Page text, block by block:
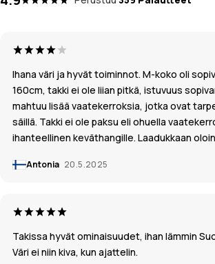
Ihana väri ja hyvät toiminnot. M-koko oli
160cm, takki ei ole liian pitkä, istuvuus
mahtuu lisää vaatekerroksia, jotka ovat
säillä. Takki ei ole paksu eli ohuella
ihanteellinen keväthangille. Laadukkaan
Antonia 20.5.2025
Takissa hyvät ominaisuudet, ihan lämmin
Väri ei niin kiva, kun ajattelin.